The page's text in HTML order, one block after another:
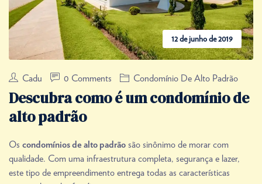
12 de junho de 2019
Cadu 0 Comments Condomínio De Alto Padrão
Descubra como é um condomínio de
alto padrão
Os condomínios de alto padrão são sinônimo de morar com
qualidade. Com uma infraestrutura completa, segurança e lazer,
este tipo de empreendimento entrega todas as características